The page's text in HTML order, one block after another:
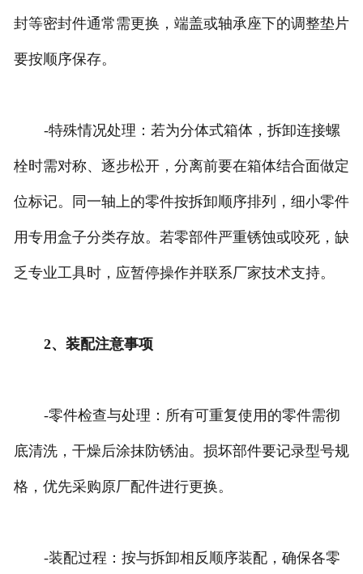
封等密封件通常需更换，端盖或轴承座下的调整垫片
要按顺序保存。
-特殊情况处理：若为分体式箱体，拆卸连接螺
栓时需对称、逐步松开，分离前要在箱体结合面做定
位标记。同一轴上的零件按拆卸顺序排列，细小零件
用专用盒子分类存放。若零部件严重锈蚀或咬死，缺
乏专业工具时，应暂停操作并联系厂家技术支持。
2、装配注意事项
-零件检查与处理：所有可重复使用的零件需彻
底清洗，干燥后涂抹防锈油。损坏部件要记录型号规
格，优先采购原厂配件进行更换。
-装配过程：按与拆卸相反顺序装配，确保各零